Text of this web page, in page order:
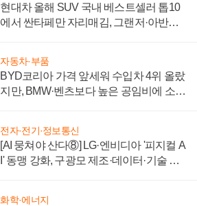
현대차 올해 SUV 국내 베스트셀러 톱10
에서 싼타페만 자리매김, 그랜저·아반떼
자동차·부품
BYD코리아 가격 앞세워 수입차 4위 올랐
지만, BMW·벤츠보다 높은 공임비에 소비
전자·전기·정보통신
[AI 뭉쳐야 산다⑧] LG·엔비디아 '피지컬 A
I' 동맹 강화, 구광모 제조·데이터·기술 결
화학·에너지